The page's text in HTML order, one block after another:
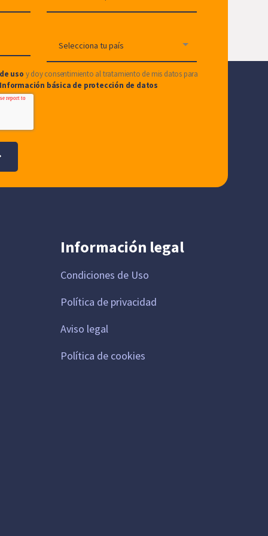
uso y doy consentimiento al tratamiento de mis datos para
Información básica de protección de datos
Información legal
Condiciones de Uso
Política de privacidad
Aviso legal
Política de cookies